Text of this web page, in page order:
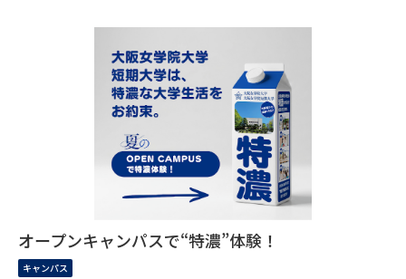
大学入学共通テスト「受験上の
幼稚園教員資格認定試験 小学校教員資格認定試験
高等学校（情報）教員資格認定
大学研究
オープンキャンパスで“特濃”体験！
キャンパス